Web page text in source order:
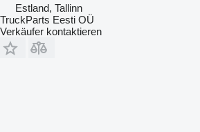
Estland, Tallinn
TruckParts Eesti OÜ
Verkäufer kontaktieren